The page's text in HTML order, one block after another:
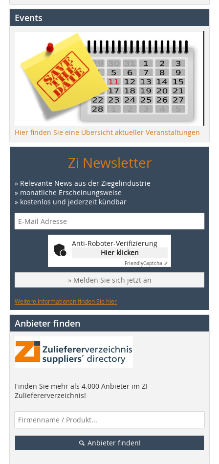
Events
Hier finden Sie eine Übersicht aktueller Veranstaltungen
Zi Newsletter
» Relevante News aus der Ziegelindustrie
» monatliche Erscheinungsweise
» kostenlos und jederzeit kündbar
Anti-Roboter-Verifizierung
Hier klicken
FriendlyCaptcha ⇗
» Melden Sie sich jetzt an
Weitere Informationen finden Sie hier
Anbieter finden
Finden Sie mehr als 4.000 Anbieter im ZI
Zuliefererverzeichnis!
Anbieter finden!